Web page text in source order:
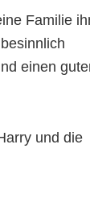
Familie
einen
und die